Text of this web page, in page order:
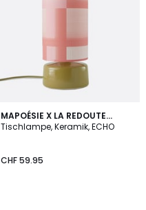
MAPOÉSIE X LA REDOUTE
INTÉRIEURS
Tischlampe, Keramik, ECHO
CHF 59.95